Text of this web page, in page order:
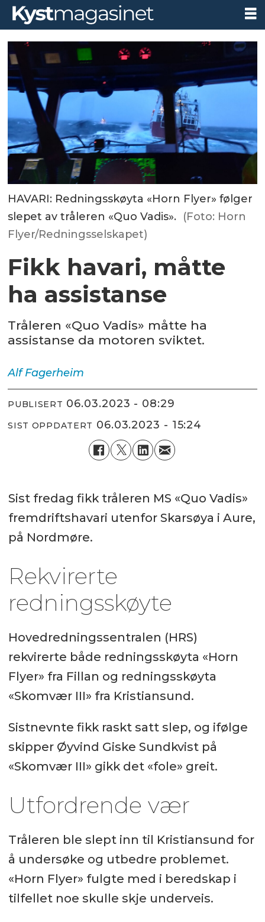
HAVARI: Redningsskøyta «Horn Flyer» følger
slepet av tråleren «Quo Vadis». (Foto: Horn
Flyer/Redningsselskapet)
Fikk havari, måtte
ha assistanse
Tråleren «Quo Vadis» måtte ha
assistanse da motoren sviktet.
Alf Fagerheim
PUBLISERT 06.03.2023 - 08:29
SIST OPPDATERT 06.03.2023 - 15:24
Sist fredag fikk tråleren MS «Quo Vadis»
fremdriftshavari utenfor Skarsøya i Aure,
på Nordmøre.
Rekvirerte
redningsskøyte
Hovedredningssentralen (HRS)
rekvirerte både redningsskøyta «Horn
Flyer» fra Fillan og redningsskøyta
«Skomvær III» fra Kristiansund.
Sistnevnte fikk raskt satt slep, og ifølge
skipper Øyvind Giske Sundkvist på
«Skomvær III» gikk det «fole» greit.
Utfordrende vær
Tråleren ble slept inn til Kristiansund for
å undersøke og utbedre problemet.
«Horn Flyer» fulgte med i beredskap i
tilfellet noe skulle skje underveis.